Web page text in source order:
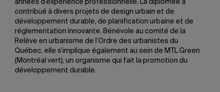
années d’expérience professionnelle. La diplômée a
contribué à divers projets de design urbain et de
développement durable, de planification urbaine et de
réglementation innovante. Bénévole au comité de la
Relève en urbanisme de l’Ordre des urbanistes du
Québec, elle s’implique également au sein de MTL Green
(Montréal vert), un organisme qui fait la promotion du
développement durable.